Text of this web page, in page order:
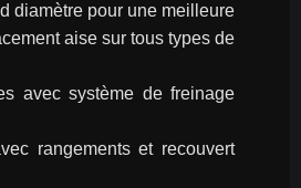
diamètre pour une meilleure
aise sur tous types de
avec système de freinage
rangements et recouvert